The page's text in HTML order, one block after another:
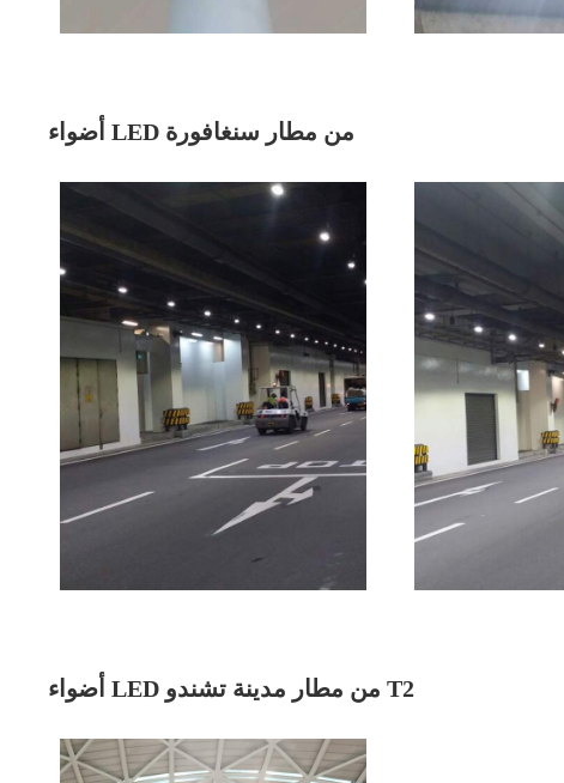
أضواء LED من مطار سنغافورة
أضواء LED من مطار مدينة تشندو T2